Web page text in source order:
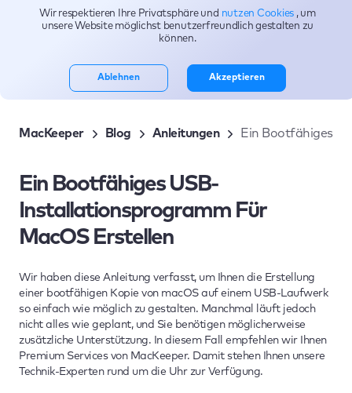
Themen
MacKeeper Blog Anleitungen Ein Bootfähiges
Ein Bootfähiges USB-
Installationsprogramm Für
MacOS Erstellen
Wir haben diese Anleitung verfasst, um Ihnen die Erstellung
einer bootfähigen Kopie von macOS auf einem USB-Laufwerk
so einfach wie möglich zu gestalten. Manchmal läuft jedoch
nicht alles wie geplant, und Sie benötigen möglicherweise
zusätzliche Unterstützung. In diesem Fall empfehlen wir Ihnen
Premium Services von MacKeeper. Damit stehen Ihnen unsere
Technik-Experten rund um die Uhr zur Verfügung.
Wir respektieren Ihre Privatsphäre und nutzen Cookies , um
unsere Website möglichst benutzerfreundlich gestalten zu
können.
Ablehnen Akzeptieren